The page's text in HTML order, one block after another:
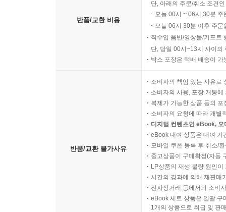
반품/교환 비용
단, 아래의 주문/취소 조건
오늘 00시 ~ 06시 30분
오늘 06시 30분 이후 주
직수입 음반/영상물/기프트
단, 당일 00시~13시 사이의
박스 포장은 택배 배송이
반품/교환 불가사유
소비자의 책임 있는 사유로
소비자의 사용, 포장 개봉
복제가 가능한 상품 등의
소비자의 요청에 따라 개별
디지털 컨텐츠인 eBook,
eBook 대여 상품은 대여 기
모바일 쿠폰 등록 후 취소/
중고상품이 구매확정(자동
LP상품의 재생 불량 원인
시간의 경과에 의해 재판매
전자상거래 등에서의 소비
eBook 세트 상품은 일괄 구
1개의 상품으로 취급 및 판